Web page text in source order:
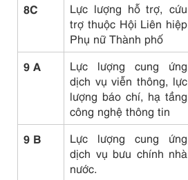
8C
Lực lượng hỗ trợ, cứu
trợ thuộc Hội Liên hiệp
Phụ nữ Thành phố
9 A
Lực lượng cung ứng
dịch vụ viễn thông, lực
lượng báo chí, hạ tầng
công nghệ thông tin
9 B
Lực lượng cung ứng
dịch vụ bưu chính nhà
nước.